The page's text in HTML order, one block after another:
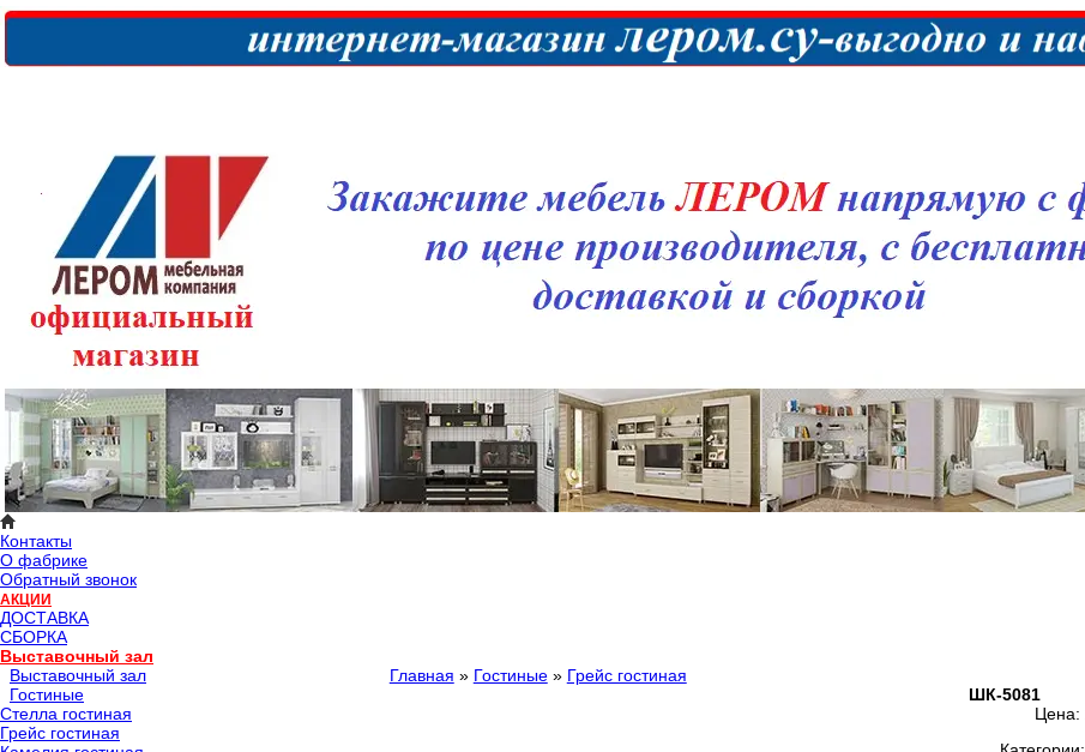
Контакты
О фабрике
Обратный звонок
АКЦИИ
ДОСТАВКА
СБОРКА
Выставочный зал
Выставочный зал
Гостиные
Стелла гостиная
Грейс гостиная
Главная » Гостиные» Грейс гостиная
ШК-5081
Цена: